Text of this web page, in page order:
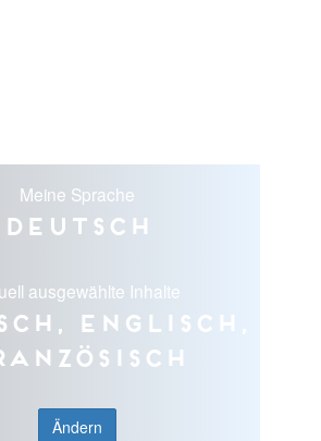
Meine Sprache
Deutsch
ausgewählte Inhalte
Englisch,
Ändern